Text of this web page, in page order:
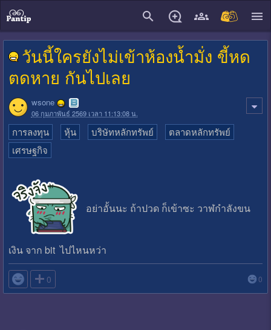
วันนี้ใครยังไม่เข้าห้องน้ำมั่ง ขี้หด
ตดหาย กันไปเลย
wsone
06 กุมภาพันธ์ 2569 เวลา 11:13:08 น.
การลงทุน หุ้น บริษัทหลักทรัพย์
ตลาดหลักทรัพย์
เศรษฐกิจ
อย่าอั้นนะ ถ้าปวด ก็เข้าซะ วาฬกำลังขน
เงิน จาก bit ไปไหนหว่า
 0 0
close